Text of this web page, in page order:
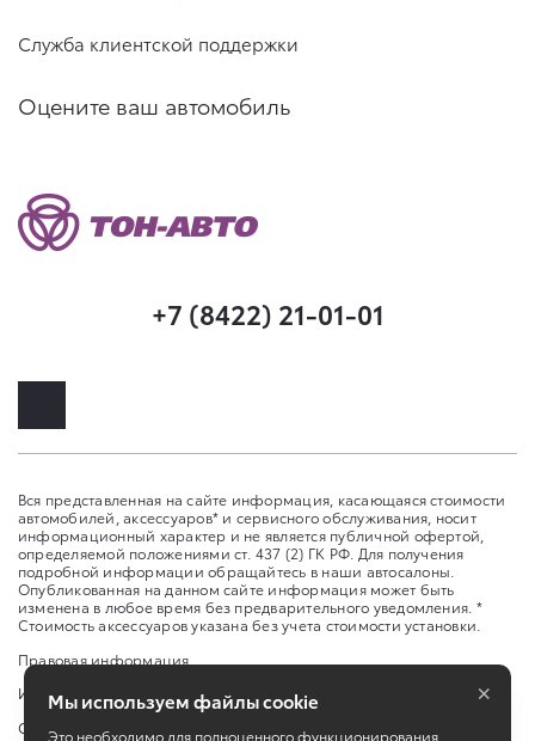
Служба клиентской поддержки
Оцените ваш автомобиль
+7 (8422) 21-01-01
Вся представленная на сайте информация, касающаяся стоимости
автомобилей, аксессуаров* и сервисного обслуживания, носит
информационный характер и не является публичной офертой,
определяемой положениями ст. 437 (2) ГК РФ. Для получения
подробной информации обращайтесь в наши автосалоны.
Опубликованная на данном сайте информация может быть
изменена в любое время без предварительного уведомления. *
Стоимость аксессуаров указана без учета стоимости установки.
Правовая информация
Изменить настройку cookies
Сбросить cookie
Мы используем файлы cookie
Это необходимо для полноценного функционирования
×